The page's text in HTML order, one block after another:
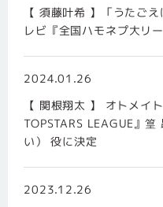
【 須藤叶希 】「うたご
レビ『全国ハモネプ大リ
2024.01.26
【 関根翔太 】 オトメイ
TOPSTARS LEAGUE』
い） 役に決定
2023.12.26